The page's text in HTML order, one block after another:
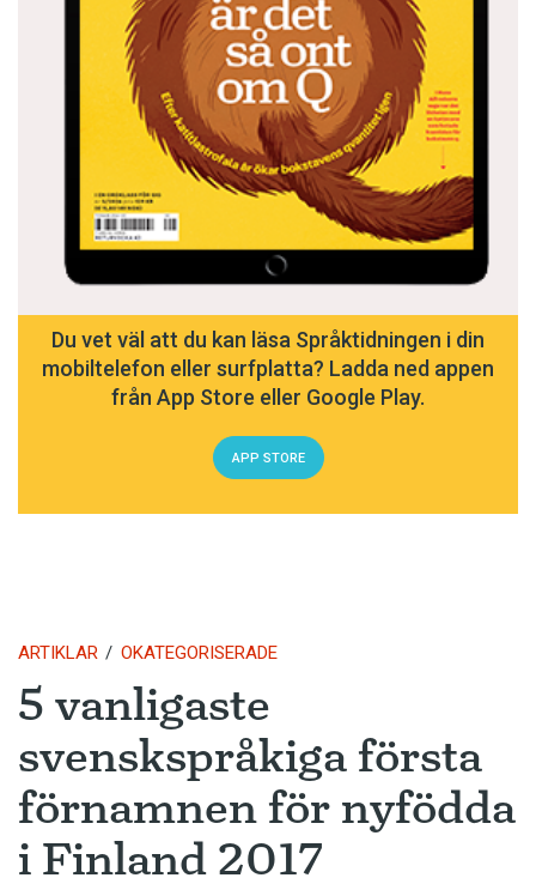
Du vet väl att du kan läsa Språktidningen i din
mobiltelefon eller surfplatta? Ladda ned appen
från App Store eller Google Play.
APP STORE
ARTIKLAR OKATEGORISERADE
5 vanligaste
svenskspråkiga första
förnamnen för nyfödda
i Finland 2017